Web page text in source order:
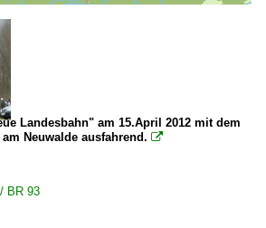
Landesbahn" am 15.April 2012 mit dem
Neuwalde ausfahrend. 
BR 93